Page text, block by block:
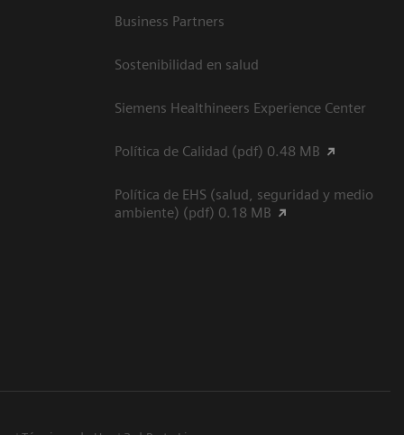
Business Partners
Sostenibilidad en salud
Siemens Healthineers Experience Center
Política de Calidad (pdf) 0.48 MB
Política de EHS (salud, seguridad y medio
ambiente) (pdf) 0.18 MB